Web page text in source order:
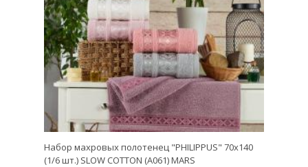
Набор махровых полотенец "PHILIPPUS" 70х140
(1/6 шт.) SLOW COTTON (A061) MARS